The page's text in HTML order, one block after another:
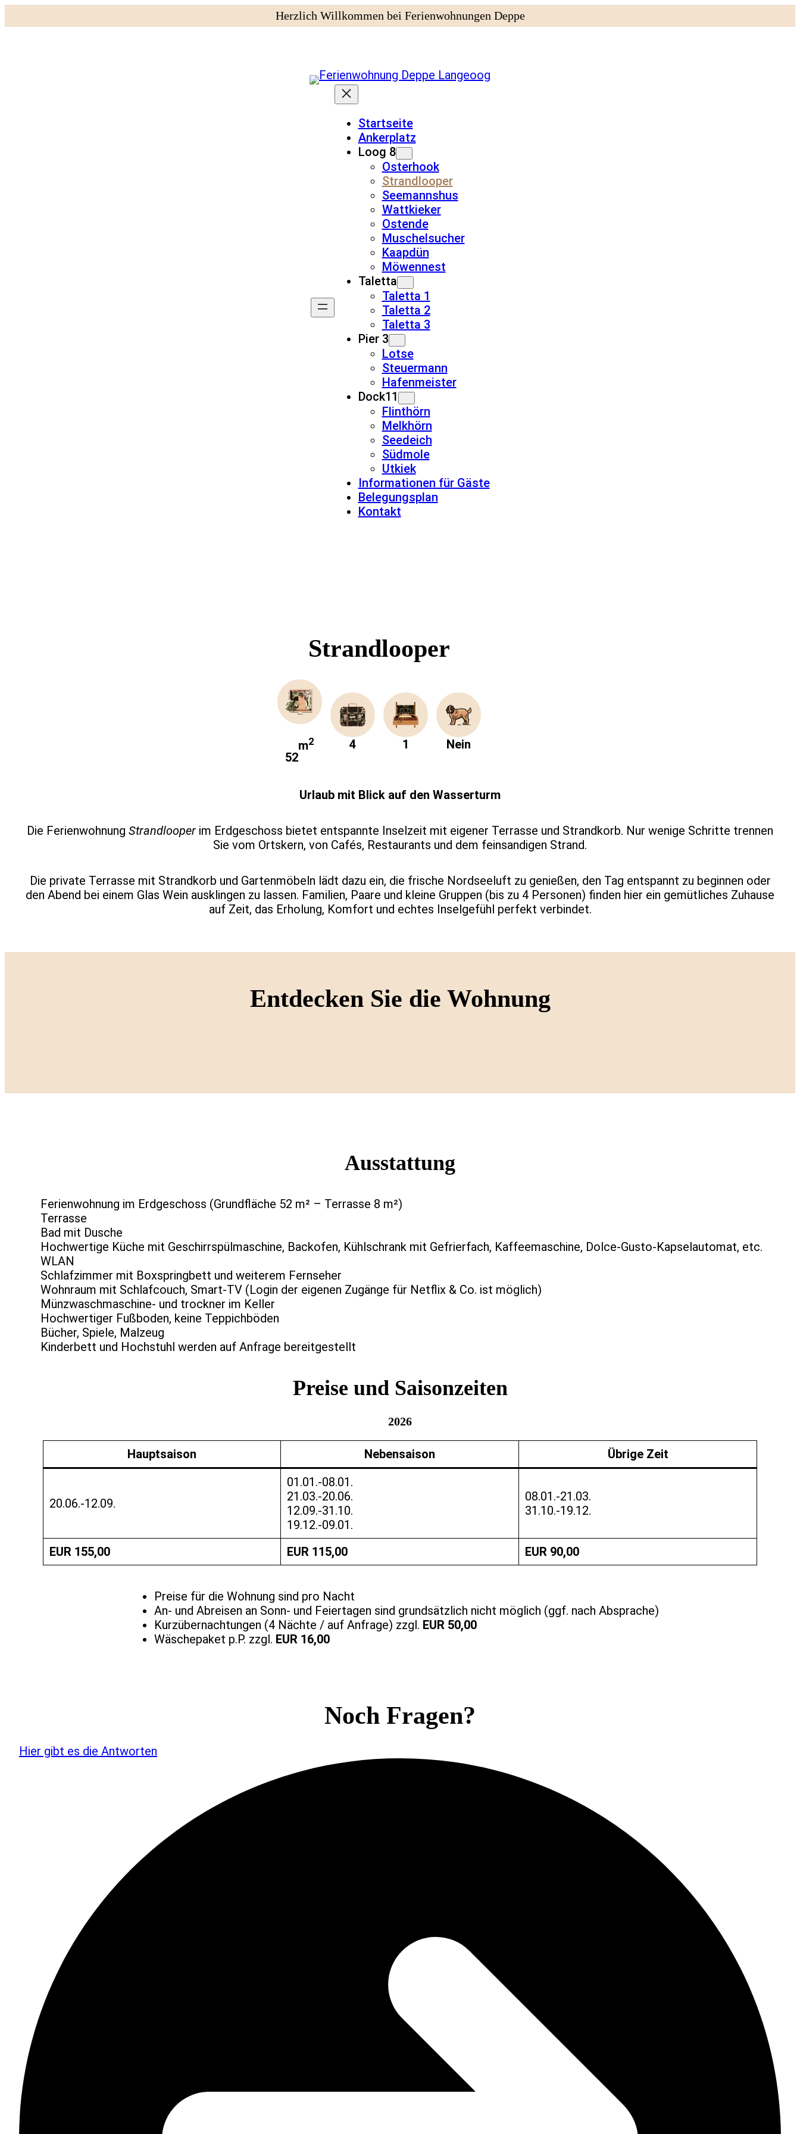
Herzlich Willkommen bei Ferienwohnungen Deppe
Startseite
Ankerplatz
Loog 8
Osterhook
Strandlooper
Seemannshus
Wattkieker
Ostende
Muschelsucher
Kaapdün
Möwennest
Taletta
Taletta 1
Taletta 2
Taletta 3
Pier 3
Lotse
Steuermann
Hafenmeister
Dock11
Flinthörn
Melkhörn
Seedeich
Südmole
Utkiek
Informationen für Gäste
Belegungsplan
Kontakt
Strandlooper
52
m2 4 1 Nein
Urlaub mit Blick auf den Wasserturm
Die Ferienwohnung Strandlooper im Erdgeschoss bietet entspannte Inselzeit mit eigener Terrasse und Strandkorb. Nur wenige Schritte trennen
Sie vom Ortskern, von Cafés, Restaurants und dem feinsandigen Strand.
Die private Terrasse mit Strandkorb und Gartenmöbeln lädt dazu ein, die frische Nordseeluft zu genießen, den Tag entspannt zu beginnen oder
den Abend bei einem Glas Wein ausklingen zu lassen. Familien, Paare und kleine Gruppen (bis zu 4 Personen) finden hier ein gemütliches Zuhause
auf Zeit, das Erholung, Komfort und echtes Inselgefühl perfekt verbindet.
Entdecken Sie die Wohnung
Ausstattung
Ferienwohnung im Erdgeschoss (Grundfläche 52 m² – Terrasse 8 m²)
Terrasse
Bad mit Dusche
Hochwertige Küche mit Geschirrspülmaschine, Backofen, Kühlschrank mit Gefrierfach, Kaffeemaschine, Dolce-Gusto-Kapselautomat, etc.
WLAN
Schlafzimmer mit Boxspringbett und weiterem Fernseher
Wohnraum mit Schlafcouch, Smart-TV (Login der eigenen Zugänge für Netflix & Co. ist möglich)
Münzwaschmaschine- und trockner im Keller
Hochwertiger Fußboden, keine Teppichböden
Bücher, Spiele, Malzeug
Kinderbett und Hochstuhl werden auf Anfrage bereitgestellt
Preise und Saisonzeiten
2026
Hauptsaison Nebensaison Übrige Zeit
20.06.-12.09.
01.01.-08.01.
21.03.-20.06.
12.09.-31.10.
19.12.-09.01.
08.01.-21.03.
31.10.-19.12.
EUR 155,00 EUR 115,00 EUR 90,00
Preise für die Wohnung sind pro Nacht
An- und Abreisen an Sonn- und Feiertagen sind grundsätzlich nicht möglich (ggf. nach Absprache)
Kurzübernachtungen (4 Nächte / auf Anfrage) zzgl. EUR 50,00
Wäschepaket p.P. zzgl. EUR 16,00
Noch Fragen?
Hier gibt es die Antworten